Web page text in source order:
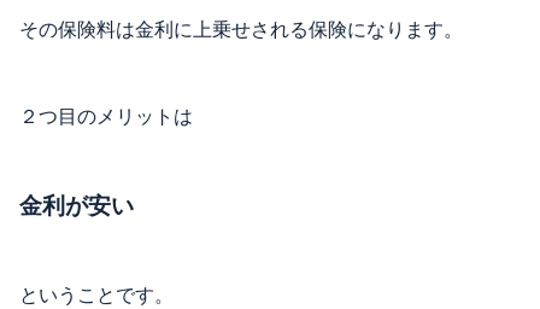
その保険料は金利に上乗せされる保険になります。
２つ目のメリットは
金利が安い
ということです。